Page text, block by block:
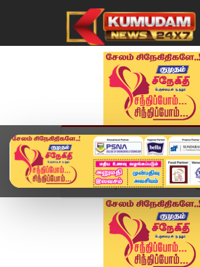
முகப்பு விளையாட்டு
Home வீடியோ ஸ்டோரி